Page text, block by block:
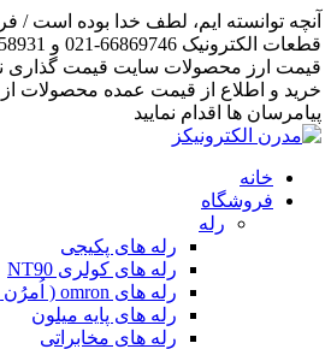
آنچه توانسته ایم، لطف خدا بوده است /
قیمت ارز محصولات سایت قیمت گذاری
خرید و اطلاع از قیمت عمده محصولات از
پیامرسان ها اقدام نمایید
خانه
فروشگاه
رله
رله های پکیجی
رله های کولری NT90
رله های omron ( اُمرُن )
رله های پایه میلون
رله های مخابراتی